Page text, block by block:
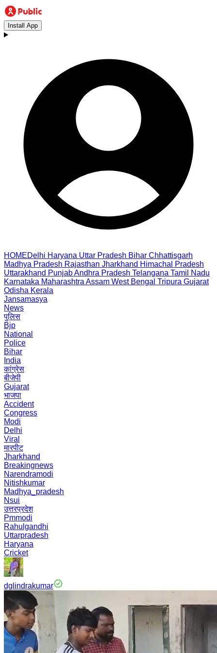
Install App
HOMEDelhi Haryana Uttar Pradesh Bihar Chhattisgarh
Madhya Pradesh Rajasthan Jharkhand Himachal Pradesh
Uttarakhand PunjabAndhra Pradesh Telangana Tamil Nadu
Karnataka Maharashtra Assam West Bengal Tripura Gujarat
Odisha Kerala
Jansamasya
News
पुलिस
Bjp
National
Police
Bihar
India
कांग्रेस
बीजेपी
Gujarat
भाजपा
Accident
Congress
Modi
Delhi
Viral
मारपीट
Jharkhand
Breakingnews
Narendramodi
Nitishkumar
Madhya_pradesh
Nsui
उत्तरप्रदेश
Pmmodi
Rahulgandhi
Uttarpradesh
Haryana
Cricket
dglindrakumar